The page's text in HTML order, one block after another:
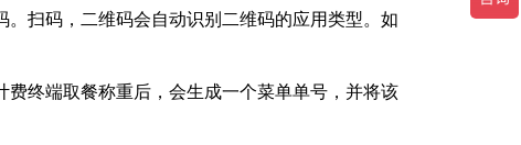
扫码，二维码会自动识别二维码的应用类型。如
终端取餐称重后，会生成一个菜单单号，并将该